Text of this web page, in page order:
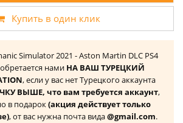
Купить в один клик
Simulator 2021 - Aston Martin DLC PS4
нами НА ВАШ ТУРЕЦКИЙ
, если у вас нет Турецкого аккаунта
ВЫШЕ, что вам требуется аккаунт,
в подарок(акция действует только
, от вас нужна почта вида@gmail.com.